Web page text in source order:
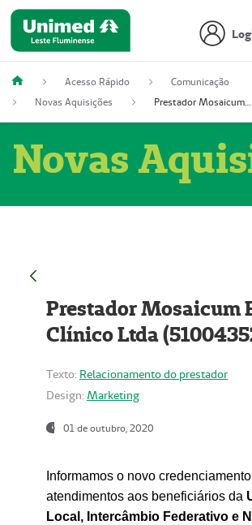
Acesso Rápido
Comunicação
Novas Aquisições
Prestador Mosaicum Espaço Clínico Ltda (51004352-0)
Novas
Prestador Mosaicum
Clínico Ltda
Texto: Relacionamento do prestador
Design: Marketing
01 de outubro, 2020
Informamos o novo
atendimentos aos beneficiários da
Local, Intercâmbio Federativo e